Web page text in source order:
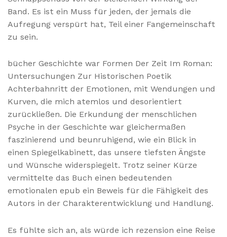
Band. Es ist ein Muss für jeden, der jemals die
Aufregung verspürt hat, Teil einer Fangemeinschaft
zu sein.
bücher Geschichte war Formen Der Zeit Im Roman:
Untersuchungen Zur Historischen Poetik
Achterbahnritt der Emotionen, mit Wendungen und
Kurven, die mich atemlos und desorientiert
zurückließen. Die Erkundung der menschlichen
Psyche in der Geschichte war gleichermaßen
faszinierend und beunruhigend, wie ein Blick in
einen Spiegelkabinett, das unsere tiefsten Ängste
und Wünsche widerspiegelt. Trotz seiner Kürze
vermittelte das Buch einen bedeutenden
emotionalen epub ein Beweis für die Fähigkeit des
Autors in der Charakterentwicklung und Handlung.
Es fühlte sich an, als würde ich rezension eine Reise